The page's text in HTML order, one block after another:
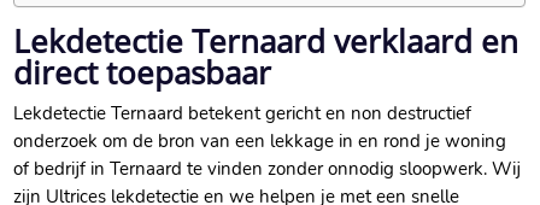
Lekdetectie Ternaard verklaard en
direct toepasbaar
Lekdetectie Ternaard betekent gericht en non destructief
onderzoek om de bron van een lekkage in en rond je woning
of bedrijf in Ternaard te vinden zonder onnodig sloopwerk. Wij
zijn Ultrices lekdetectie en we helpen je met een snelle